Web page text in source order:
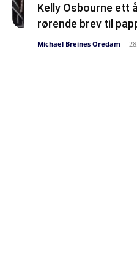
Kelly Osbourne ett
rørende brev til
Michael Breines Oredam -